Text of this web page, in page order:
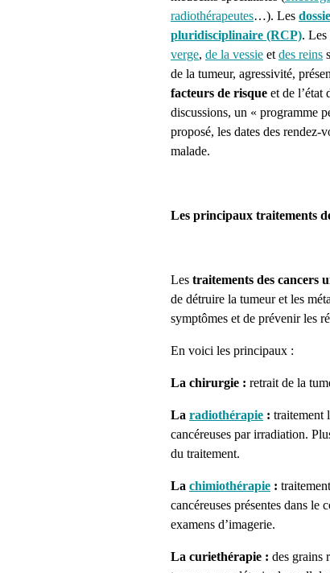
radiothérapeutes…). Les
pluridisciplinaire (RCP). Les
verge, de la vessie et des reins
de la tumeur, agressivité,
facteurs de risque et de l’état
discussions, un « programme
proposé, les dates des rendez-
malade.
Les principaux traitements
Les traitements des cancers
de détruire la tumeur et les
symptômes et de prévenir les
En voici les principaux :
La chirurgie : retrait de la
La radiothérapie : traitement
cancéreuses par irradiation.
du traitement.
La chimiothérapie :
cancéreuses présentes dans le
examens d’imagerie.
La curiethérapie : des grains